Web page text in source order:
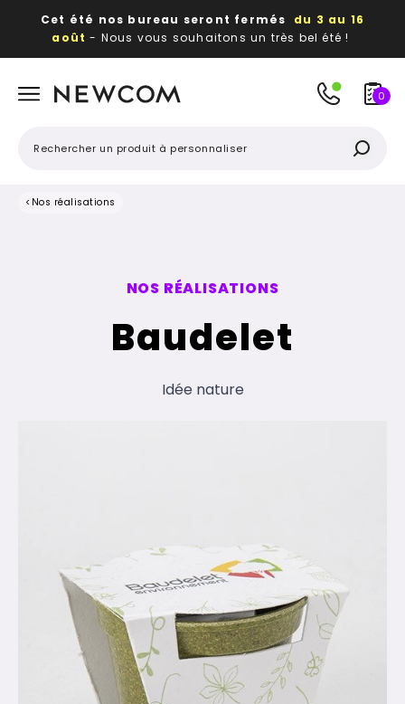
Cet été nos bureau seront fermés du 3 au 16
août - Nous vous souhaitons un très bel été !
publicitaires
0
< Nos réalisations
NOS RÉALISATIONS
Baudelet
Idée nature